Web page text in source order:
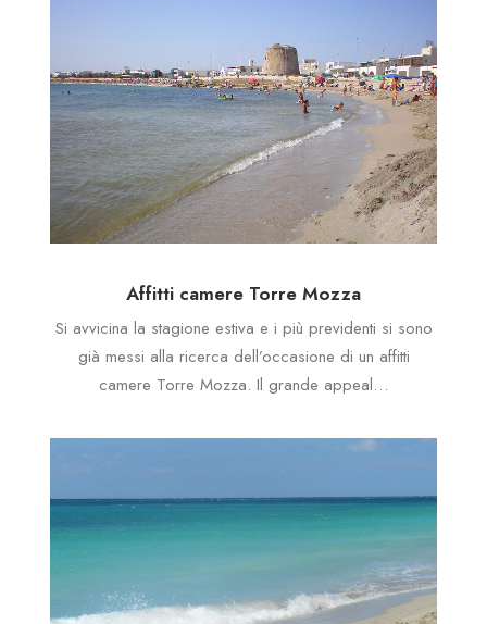
Affitti camere Torre Mozza
Si avvicina la stagione estiva e i più previdenti si sono
già messi alla ricerca dell’occasione di un affitti
camere Torre Mozza. Il grande appeal…